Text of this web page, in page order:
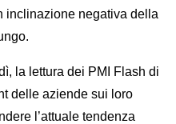
inclinazione negativa della
la lettura dei PMI Flash di
delle aziende sui loro
l’attuale tendenza